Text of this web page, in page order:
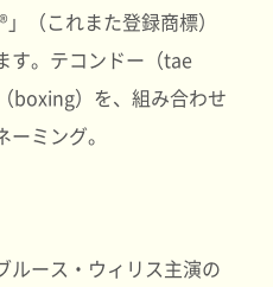
（これまた登録商標）
す。テコンドー（tae
boxing）を、組み合わせ
ミング。
ルース・ウィリス主演の